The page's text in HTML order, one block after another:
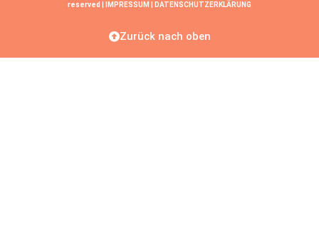
reserved |
IMPRESSUM DATENSCHUTZERKLÄRUNG
Zurück nach oben